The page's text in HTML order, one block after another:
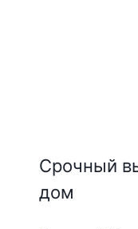
Срочный
дом